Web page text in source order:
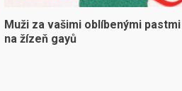
Muži za vašimi oblíbenými pastmi
na žízeň gayů